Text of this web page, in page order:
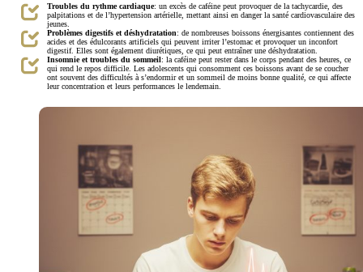
Troubles du rythme cardiaque: un excès de caféine peut provoquer de la tachycardie, des
palpitations et de l’hypertension artérielle, mettant ainsi en danger la santé cardiovasculaire des
jeunes.
Problèmes digestifs et déshydratation: de nombreuses boissons énergisantes contiennent des
acides et des édulcorants artificiels qui peuvent irriter l’estomac et provoquer un inconfort
digestif. Elles sont également diurétiques, ce qui peut entraîner une déshydratation.
Insomnie et troubles du sommeil: la caféine peut rester dans le corps pendant des heures, ce
qui rend le repos difficile. Les adolescents qui consomment ces boissons avant de se coucher
ont souvent des difficultés à s’endormir et un sommeil de moins bonne qualité, ce qui affecte
leur concentration et leurs performances le lendemain.